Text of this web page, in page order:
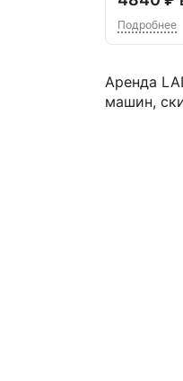
Подробнее
Аренда
машин,